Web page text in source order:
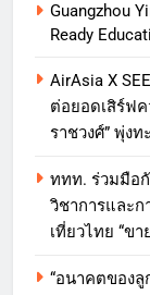
Guangzhou
Ready
AirAsia X
ต่อยอดเสิร์ฟ
ราชวงศ์” พุ่ง
ททท. ร่วมมือ
วิชาการและก
เที่ยวไทย “ข
“อนาคตของลู